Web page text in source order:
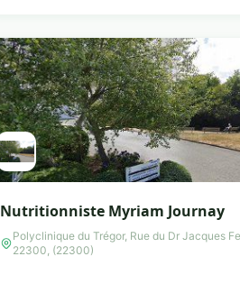
Nutritionniste Myriam Journay
Polyclinique du Trégor, Rue du Dr Jacques
22300, (22300)